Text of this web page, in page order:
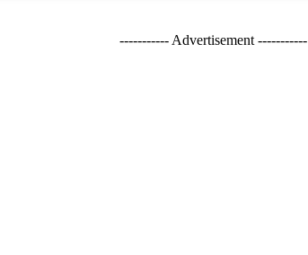
----------- Advertisement -----------